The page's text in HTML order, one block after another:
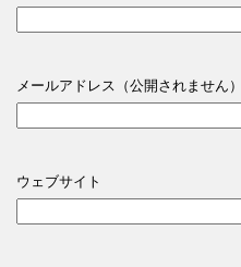
メールアドレス（公開されません）
ウェブサイト